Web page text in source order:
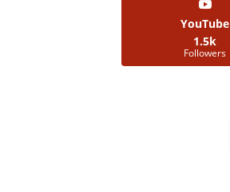
YouTube
1.5k
Followers